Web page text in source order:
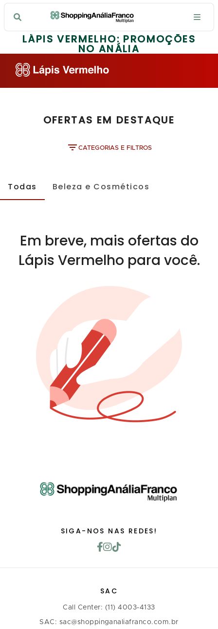
LÁPIS VERMELHO: PROMOÇÕES
NO ANÁLIA
OFERTAS EM DESTAQUE
CATEGORIAS E FILTROS
Todas Beleza e Cosméticos
Em breve, mais ofertas do
Lápis Vermelho para você.
SIGA-NOS NAS REDES!
SAC
Call Center: (11) 4003-4133
SAC: sac@shoppinganaliafranco.com.br